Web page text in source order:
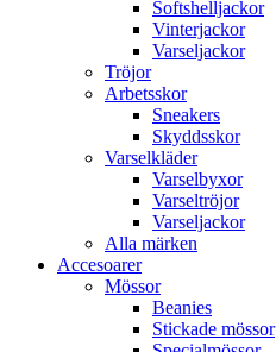
Softshelljackor
Vinterjackor
Varseljackor
Tröjor
Arbetsskor
Sneakers
Skyddsskor
Varselkläder
Varselbyxor
Varseltröjor
Varseljackor
Alla märken
Accesoarer
Mössor
Beanies
Stickade mössor